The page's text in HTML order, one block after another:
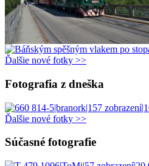
Ďalšie nové fotky >>
Fotografia z dneška
Ďalšie nové fotky >>
Súčasné fotografie